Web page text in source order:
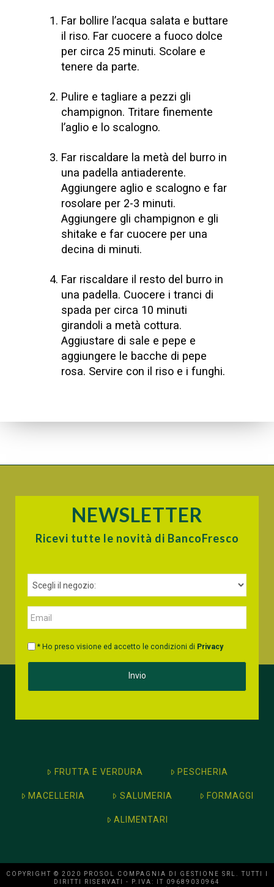
Far bollire l’acqua salata e buttare
il riso. Far cuocere a fuoco dolce
per circa 25 minuti. Scolare e
tenere da parte.
Pulire e tagliare a pezzi gli
champignon. Tritare finemente
l’aglio e lo scalogno.
Far riscaldare la metà del burro in
una padella antiaderente.
Aggiungere aglio e scalogno e far
rosolare per 2-3 minuti.
Aggiungere gli champignon e gli
shitake e far cuocere per una
decina di minuti.
Far riscaldare il resto del burro in
una padella. Cuocere i tranci di
spada per circa 10 minuti
girandoli a metà cottura.
Aggiustare di sale e pepe e
aggiungere le bacche di pepe
rosa. Servire con il riso e i funghi.
NEWSLETTER
Ricevi tutte le novità di BancoFresco
* Ho preso visione ed accetto le condizioni di Privacy
FRUTTA E VERDURA PESCHERIA
MACELLERIA SALUMERIA FORMAGGI
ALIMENTARI
COPYRIGHT © 2020 PROSOL COMPAGNIA DI GESTIONE SRL. TUTTI I
DIRITTI RISERVATI - P.IVA: IT 09689030964